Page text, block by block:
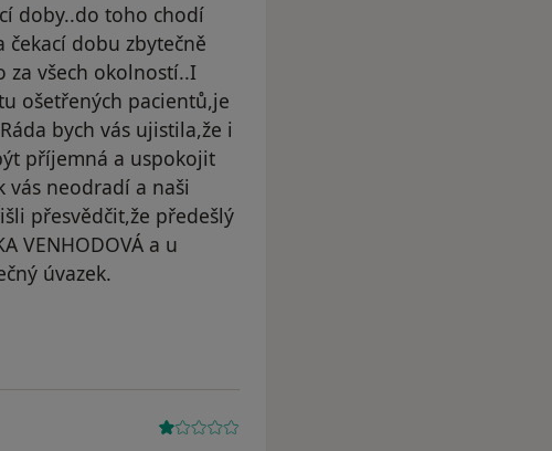
doby..do toho chodí
čekací dobu zbytečně
všech okolností..I
ošetřených pacientů,je
bych vás ujistila,že i
příjemná a uspokojit
vás neodradí a naši
přesvědčit,že předešlý
VENHODOVÁ a u
úvazek.